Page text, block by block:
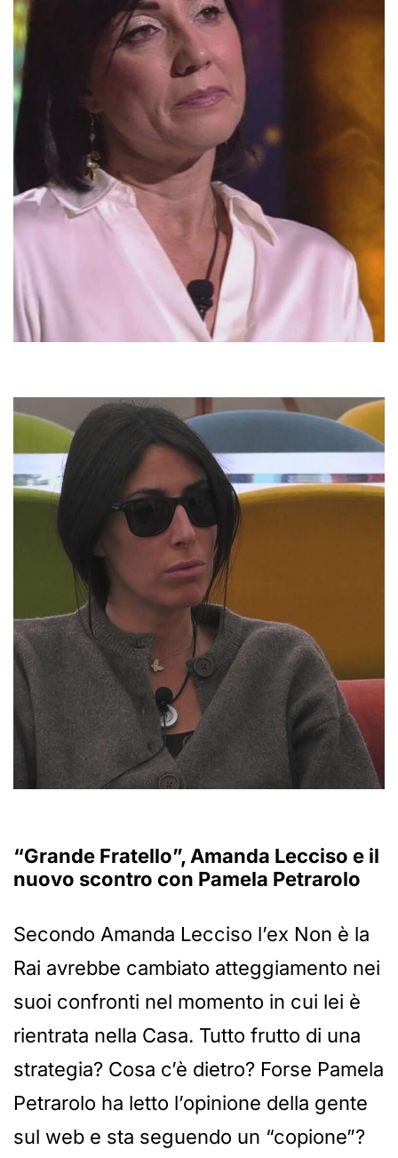
“Grande Fratello”, Amanda Lecciso e il
nuovo scontro con Pamela Petrarolo
Secondo Amanda Lecciso l’ex Non è la
Rai avrebbe cambiato atteggiamento nei
suoi confronti nel momento in cui lei è
rientrata nella Casa. Tutto frutto di una
strategia? Cosa c’è dietro? Forse Pamela
Petrarolo ha letto l’opinione della gente
sul web e sta seguendo un “copione”?